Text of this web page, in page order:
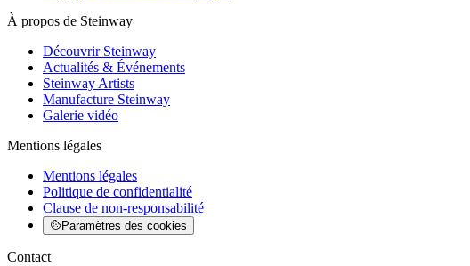
À propos de Steinway
Découvrir Steinway
Actualités & Événements
Steinway Artists
Manufacture Steinway
Galerie vidéo
Mentions légales
Mentions légales
Politique de confidentialité
Clause de non-responsabilité
Paramètres des cookies
Contact